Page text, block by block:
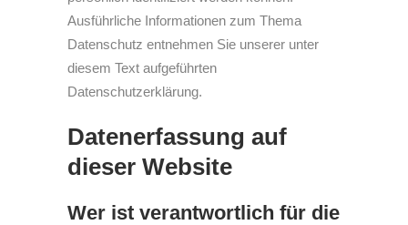
Ausführliche Informationen zum Thema
Datenschutz entnehmen Sie unserer unter
diesem Text aufgeführten
Datenschutzerklärung.
Datenerfassung auf
dieser Website
Wer ist verantwortlich für die